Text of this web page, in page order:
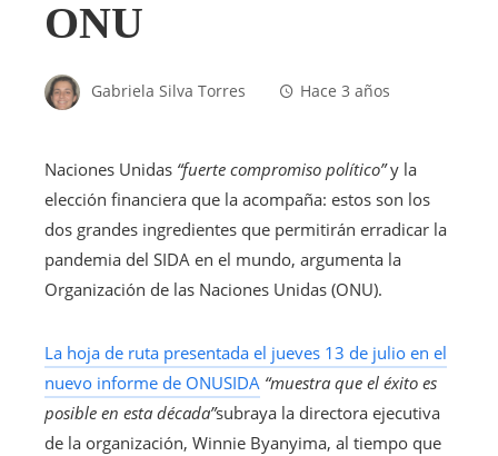
ONU
Gabriela Silva Torres Hace 3 años
Naciones Unidas “fuerte compromiso político”y la
elección financiera que la acompaña: estos son los
dos grandes ingredientes que permitirán erradicar la
pandemia del SIDA en el mundo, argumenta la
Organización de las Naciones Unidas (ONU).
La hoja de ruta presentada el jueves 13 de julio en el
nuevo informe de ONUSIDA “muestra que el éxito es
posible en esta década”subraya la directora ejecutiva
de la organización, Winnie Byanyima, al tiempo que